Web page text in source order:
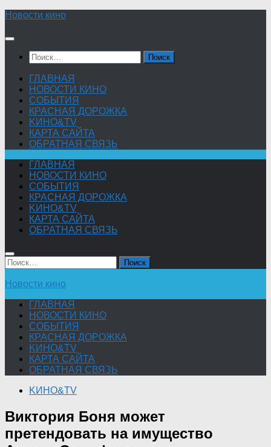
Skip
content
Новости кино
Найти:
ГЛАВНАЯ
НОВОСТИ КИНО
СОБЫТИЯ
КРАСНАЯ ДОРОЖКА
KИНО&TV
КАРТА САЙТА
ОБРАТНАЯ СВЯЗЬ
ГЛАВНАЯ
НОВОСТИ КИНО
СОБЫТИЯ
КРАСНАЯ ДОРОЖКА
KИНО&TV
КАРТА САЙТА
ОБРАТНАЯ СВЯЗЬ
Найти:
Новости кино
ГЛАВНАЯ
НОВОСТИ КИНО
СОБЫТИЯ
КРАСНАЯ ДОРОЖКА
KИНО&TV
КАРТА САЙТА
ОБРАТНАЯ СВЯЗЬ
KИНО&TV
Виктория Боня может
претендовать на имущество